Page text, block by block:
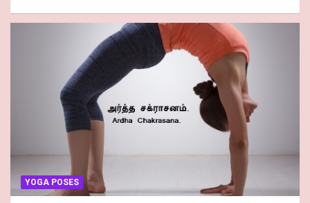
YOGA POSES